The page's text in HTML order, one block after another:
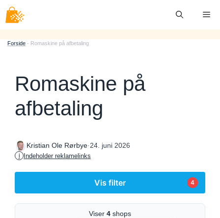
Hop
til
Forside - Romaskine på afbetaling
Romaskine på
afbetaling
Kristian Ole Rørbye·24. juni 2026
i Indeholder reklamelinks
Vis filter 4
Viser 4 shops